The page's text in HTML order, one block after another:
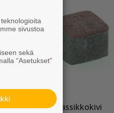
Klassikkokivi
sivustoa
sekä
“Asetukset”